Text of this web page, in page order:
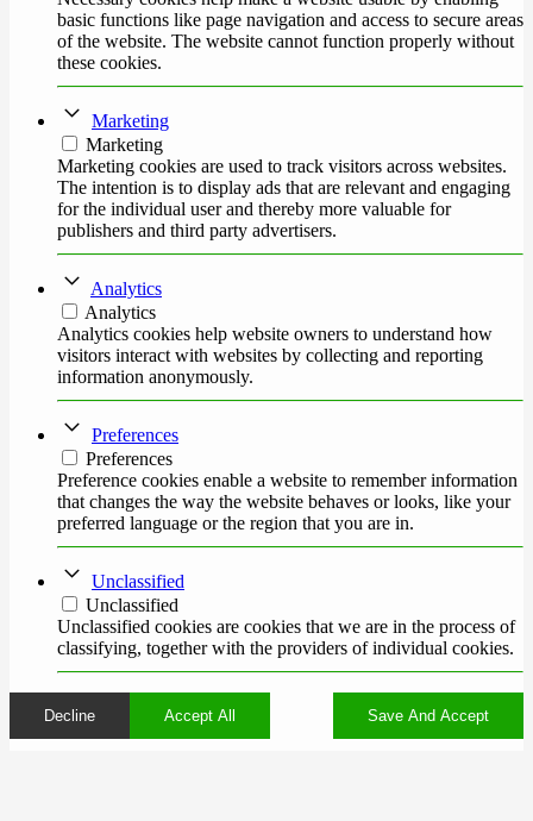
basic functions like page navigation and access to secure areas
of the website. The website cannot function properly without
these cookies.
Marketing
Marketing
Marketing cookies are used to track visitors across websites.
The intention is to display ads that are relevant and engaging
for the individual user and thereby more valuable for
publishers and third party advertisers.
Analytics
Analytics
Analytics cookies help website owners to understand how
visitors interact with websites by collecting and reporting
information anonymously.
Preferences
Preferences
Preference cookies enable a website to remember information
that changes the way the website behaves or looks, like your
preferred language or the region that you are in.
Unclassified
Unclassified
Unclassified cookies are cookies that we are in the process of
classifying, together with the providers of individual cookies.
Decline Accept All Save And Accept